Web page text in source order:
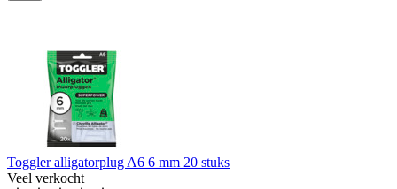
Toggler alligatorplug A6 6 mm 20 stuks
Veel verkocht